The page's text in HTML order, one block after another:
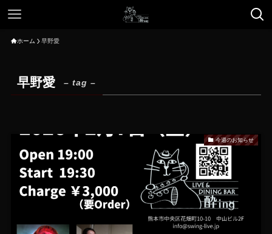
ホーム 早野愛
早野愛 – tag –
今週のお知らせ